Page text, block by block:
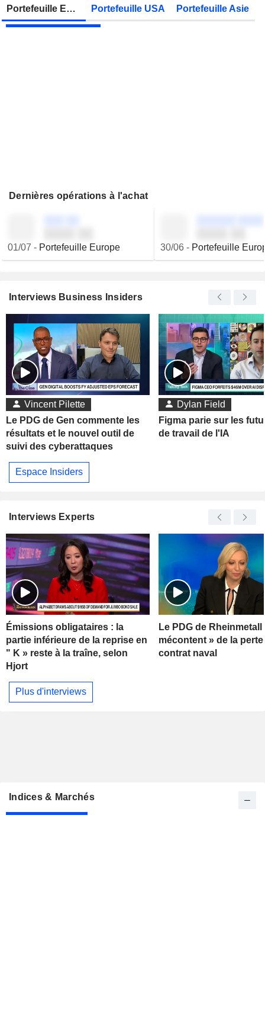
VIEL & CIE Publication des résultats - Q2 2026
Portefeuille Europe Portefeuille USA Portefeuille Asie
Dernières opérations à l'achat
01/07 - Portefeuille Europe 30/06- Portefeuille
Interviews Business Insiders
Vincent Pilette
Le PDG de Gen commente les
résultats et le nouvel outil de
suivi des cyberattaques
Dylan Field
Figma parie sur les
de travail de l'IA
Espace Insiders
Interviews Experts
Émissions obligataires : la
partie inférieure de la reprise en
" K » reste à la traîne, selon
Hjort
Le PDG de
mécontent » de la
contrat naval
Plus d'interviews
Indices & Marchés